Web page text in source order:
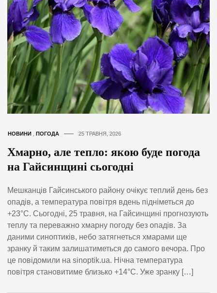
НОВИНИ ПОГОДА 25 ТРАВНЯ, 2026
Хмарно, але тепло: якою буде погода
на Гайсинщині сьогодні
Мешканців Гайсинського району очікує теплий день без
опадів, а температура повітря вдень підніметься до
+23°C. Сьогодні, 25 травня, на Гайсинщині прогнозують
теплу та переважно хмарну погоду без опадів. За
даними синоптиків, небо затягнеться хмарами ще
зранку й таким залишатиметься до самого вечора. Про
це повідомили на sinoptik.ua. Нічна температура
повітря становитиме близько +14°C. Уже зранку […]